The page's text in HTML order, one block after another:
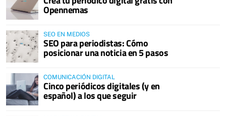
Opennemas
SEO EN MEDIOS
SEO para periodistas: Cómo
posicionar una noticia en 5 pasos
COMUNICACIÓN DIGITAL
Cinco periódicos digitales (y en
español) a los que seguir